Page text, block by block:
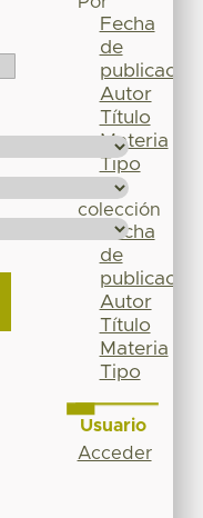
Fecha
de
publicación
Autor
Título
Materia
Tipo
colección
Fecha
de
publicación
Autor
Título
Materia
Tipo
Usuario
Acceder